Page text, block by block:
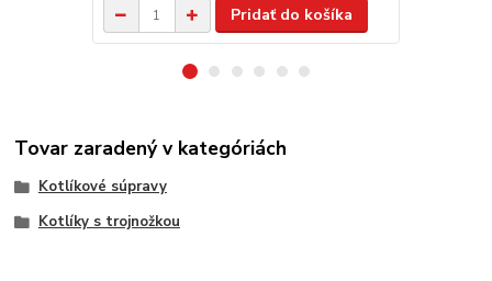
Pridať do košíka
Tovar zaradený v kategóriách
Kotlíkové súpravy
Kotlíky s trojnožkou